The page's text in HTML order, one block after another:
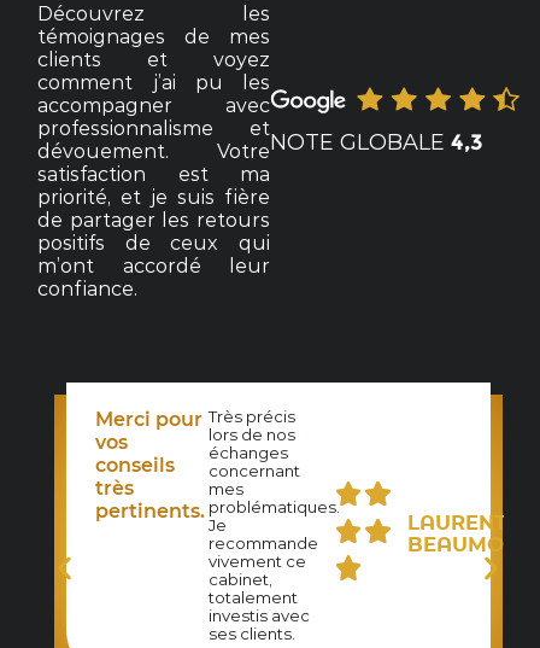
Découvrez les
témoignages de mes
clients et voyez
comment j’ai pu les
accompagner avec
professionnalisme et
dévouement. Votre
satisfaction est ma
priorité, et je suis fière
de partager les retours
positifs de ceux qui
m’ont accordé leur
confiance.
NOTE GLOBALE 4,3
Merci pour
vos
conseils
très
pertinents.
Très précis
lors de nos
échanges
concernant
mes
problématiques.
Je
recommande
vivement ce
cabinet,
totalement
investis avec
ses clients.
LAURENT
BEAUMONT